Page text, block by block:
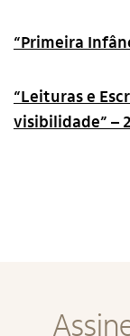
Termos de
“Primeira
“Leituras e
visibilidade” –